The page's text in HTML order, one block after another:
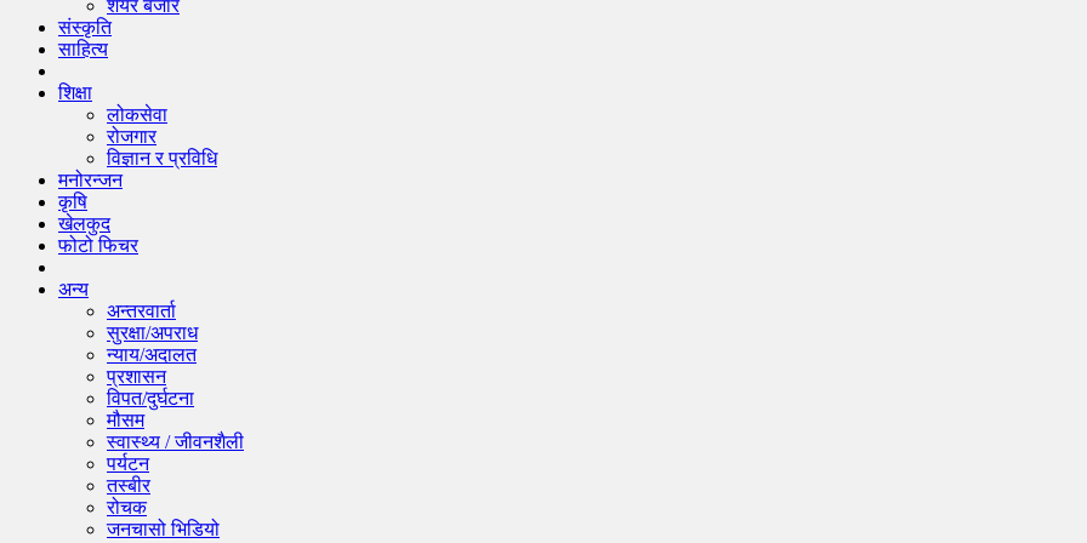
शेयर बजार
संस्कृति
साहित्य
शिक्षा
लोकसेवा
रोजगार
विज्ञान र प्रविधि
मनोरन्जन
कृषि
खेलकुद
फोटो फिचर
अन्य
अन्तरवार्ता
सुरक्षा/अपराध
न्याय/अदालत
प्रशासन
विपत/दुर्घटना
मौसम
स्वास्थ्य / जीवनशैली
पर्यटन
तस्बीर
रोचक
जनचासो भिडियो